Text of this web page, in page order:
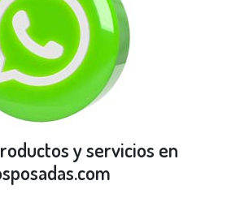
y servicios en